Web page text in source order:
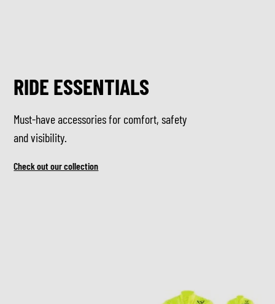
RIDE ESSENTIALS
Must-have accessories for comfort, safety
and visibility.
Check out our collection